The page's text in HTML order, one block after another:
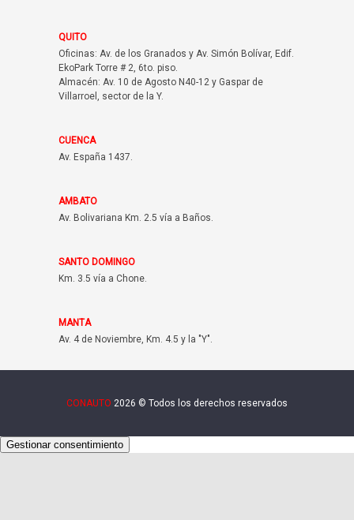
QUITO
Oficinas: Av. de los Granados y Av. Simón Bolívar, Edif.
EkoPark Torre # 2, 6to. piso.
Almacén: Av. 10 de Agosto N40-12 y Gaspar de
Villarroel, sector de la Y.
CUENCA
Av. España 1437.
AMBATO
Av. Bolivariana Km. 2.5 vía a Baños.
SANTO DOMINGO
Km. 3.5 vía a Chone.
MANTA
Av. 4 de Noviembre, Km. 4.5 y la "Y".
CONAUTO 2026 © Todos los derechos reservados
Gestionar consentimiento